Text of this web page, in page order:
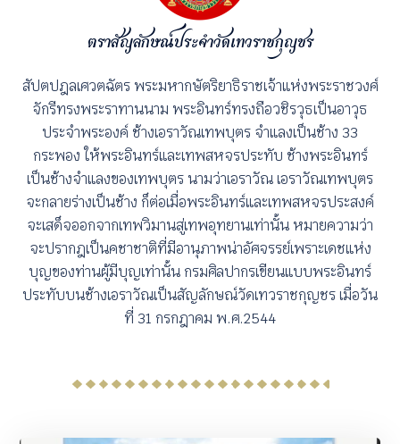
ตราสัญลักษณ์ประจำวัดเทวราชกุญชร
สัปตปฎลเศวตฉัตร พระมหากษัตริยาธิราชเจ้าแห่งพระราชวงศ์
จักรีทรงพระราทานนาม พระอินทร์ทรงถือวชิรวุธเป็นอาวุธ
ประจำพระองค์ ช้างเอราวัณเทพบุตร จำแลงเป็นช้าง 33
กระพอง ให้พระอินทร์และเทพสหจรประทับ ช้างพระอินทร์
เป็นช้างจำแลงของเทพบุตร นามว่าเอราวัณ เอราวัณเทพบุตร
จะกลายร่างเป็นช้าง ก็ต่อเมื่อพระอินทร์และเทพสหจรประสงค์
จะเสด็จออกจากเทพวิมานสู่เทพอุทยานเท่านั้น หมายความว่า
จะปรากฎเป็นคชาชาติที่มีอานุภาพน่าอัศจรรย์เพราะเดชแห่ง
บุญของท่านผู้มีบุญเท่านั้น กรมศิลปากรเขียนแบบพระอินทร์
ประทับบนช้างเอราวัณเป็นสัญลักษณ์วัดเทวราชกุญชร เมื่อวัน
ที่ 31 กรกฎาคม พ.ศ.2544